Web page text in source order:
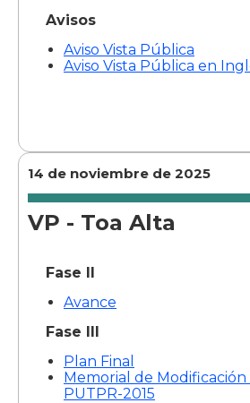
Avisos
Aviso Vista Pública
Aviso Vista Pública en
14 de noviembre de 2025
VP - Toa Alta
Fase II
Avance
Fase III
Plan Final
Memorial de Modificación
PUTPR-2015